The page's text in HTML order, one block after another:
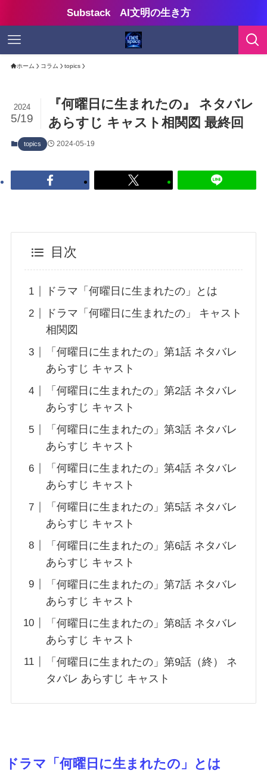
Substack AI文明の生き方
ホーム コラム topics
『何曜日に生まれたの』 ネタバレ
あらすじ キャスト相関図 最終回
2024
5/19
topics 2024-05-19
目次
ドラマ「何曜日に生まれたの」とは
ドラマ「何曜日に生まれたの」 キャスト
相関図
「何曜日に生まれたの」第1話 ネタバレ
あらすじ キャスト
「何曜日に生まれたの」第2話 ネタバレ
あらすじ キャスト
「何曜日に生まれたの」第3話 ネタバレ
あらすじ キャスト
「何曜日に生まれたの」第4話 ネタバレ
あらすじ キャスト
「何曜日に生まれたの」第5話 ネタバレ
あらすじ キャスト
「何曜日に生まれたの」第6話 ネタバレ
あらすじ キャスト
「何曜日に生まれたの」第7話 ネタバレ
あらすじ キャスト
「何曜日に生まれたの」第8話 ネタバレ
あらすじ キャスト
「何曜日に生まれたの」第9話（終） ネ
タバレ あらすじ キャスト
ドラマ「何曜日に生まれたの」とは